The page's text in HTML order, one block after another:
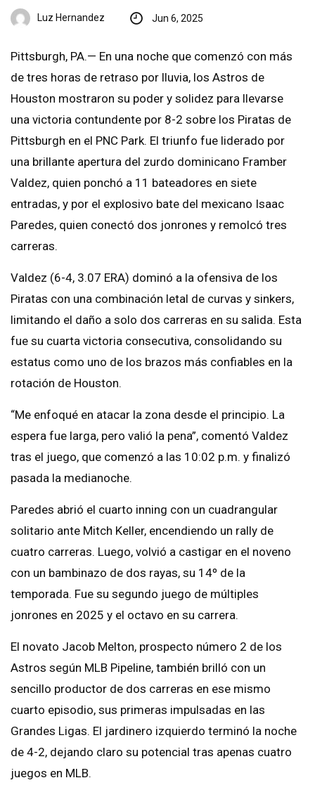
Luz Hernandez Jun 6, 2025
Pittsburgh, PA.— En una noche que comenzó con más
de tres horas de retraso por lluvia, los Astros de
Houston mostraron su poder y solidez para llevarse
una victoria contundente por 8-2 sobre los Piratas de
Pittsburgh en el PNC Park. El triunfo fue liderado por
una brillante apertura del zurdo dominicano Framber
Valdez, quien ponchó a 11 bateadores en siete
entradas, y por el explosivo bate del mexicano Isaac
Paredes, quien conectó dos jonrones y remolcó tres
carreras.
Valdez (6-4, 3.07 ERA) dominó a la ofensiva de los
Piratas con una combinación letal de curvas y sinkers,
limitando el daño a solo dos carreras en su salida. Esta
fue su cuarta victoria consecutiva, consolidando su
estatus como uno de los brazos más confiables en la
rotación de Houston.
“Me enfoqué en atacar la zona desde el principio. La
espera fue larga, pero valió la pena”, comentó Valdez
tras el juego, que comenzó a las 10:02 p.m. y finalizó
pasada la medianoche.
Paredes abrió el cuarto inning con un cuadrangular
solitario ante Mitch Keller, encendiendo un rally de
cuatro carreras. Luego, volvió a castigar en el noveno
con un bambinazo de dos rayas, su 14º de la
temporada. Fue su segundo juego de múltiples
jonrones en 2025 y el octavo en su carrera.
El novato Jacob Melton, prospecto número 2 de los
Astros según MLB Pipeline, también brilló con un
sencillo productor de dos carreras en ese mismo
cuarto episodio, sus primeras impulsadas en las
Grandes Ligas. El jardinero izquierdo terminó la noche
de 4-2, dejando claro su potencial tras apenas cuatro
juegos en MLB.